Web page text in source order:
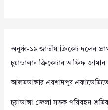
অনূর্ধ্ব-১৯ জাতীয় ক্রিকেট দলের
চুয়াডাঙ্গার ক্রিকেটার আফিফ জামান
আলমডাঙ্গার এরশাদপুর একাডেমিতে
চুয়াডাঙ্গা জেলা সড়ক পরিবহন